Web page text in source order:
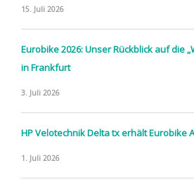
15. Juli 2026
Eurobike 2026: Unser Rückblick auf die
in Frankfurt
3. Juli 2026
HP Velotechnik Delta tx erhält Eurobike
1. Juli 2026